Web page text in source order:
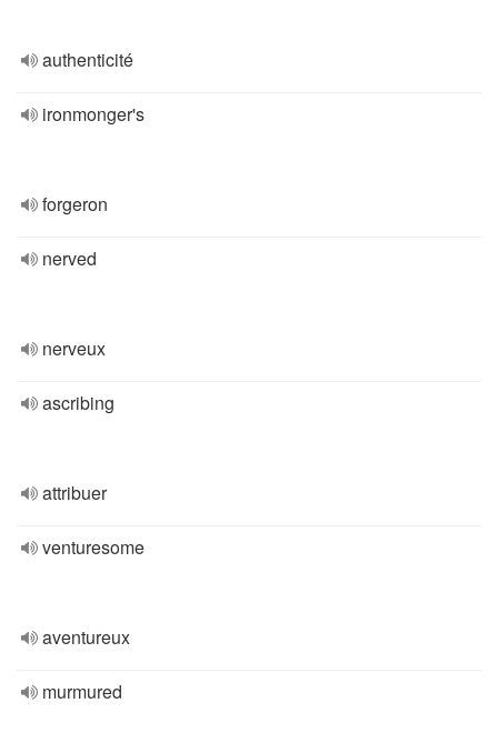
authenticité
ironmonger's
forgeron
nerved
nerveux
ascribing
attribuer
venturesome
aventureux
murmured